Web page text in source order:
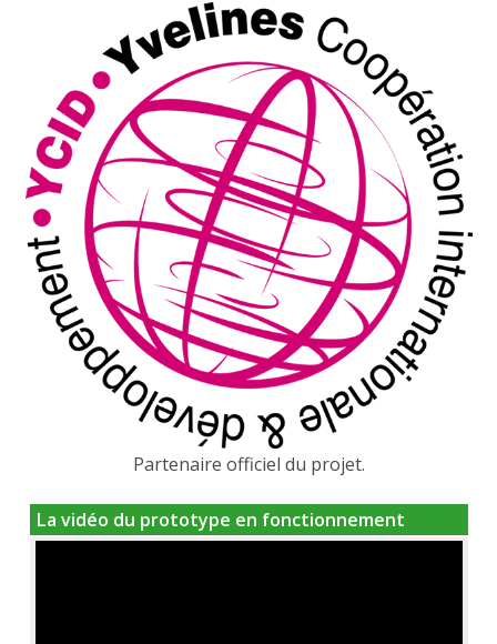
Partenaire officiel du projet.
La vidéo du prototype en fonctionnement